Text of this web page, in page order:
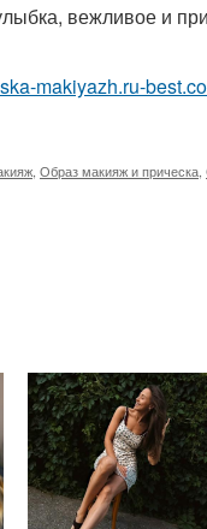
вежливое и
makiyazh.ru-
Образ макияж и прическа